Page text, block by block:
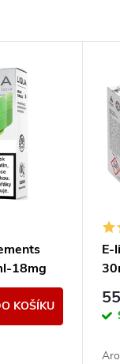
18mg
KOŠÍKU
E-